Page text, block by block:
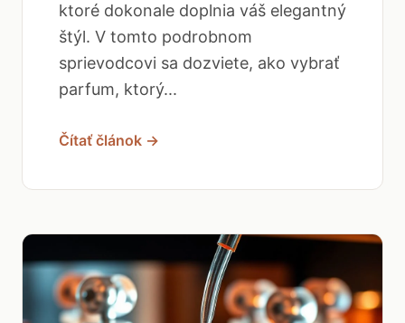
ktoré dokonale doplnia váš elegantný
štýl. V tomto podrobnom
sprievodcovi sa dozviete, ako vybrať
parfum, ktorý...
Čítať článok →